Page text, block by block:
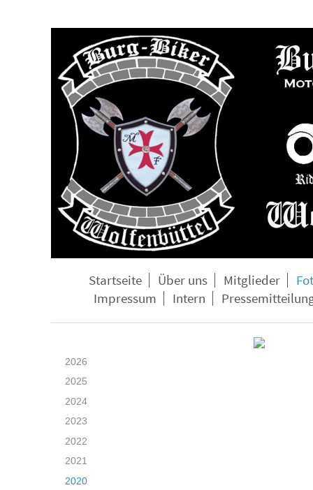
Startseite Über uns Mitglieder
Impressum
Intern
2026
2025
2024
2023
2022
2021
2020